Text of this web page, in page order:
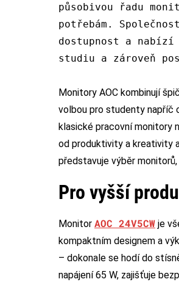
působivou řadu
potřebám.
dostupnost a nabízí
studiu a zároveň
Monitory AOC kombinují
volbou pro studenty napříč
klasické pracovní monitory
od produktivity a kreativity
představuje výběr
Pro vyšší
Monitor AOC 24V5CW je
kompaktním designem a
– dokonale se hodí do
napájení 65 W, zajišťuje